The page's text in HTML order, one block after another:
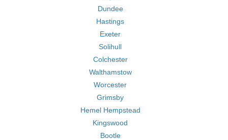
Dundee
Hastings
Exeter
Solihull
Colchester
Walthamstow
Worcester
Grimsby
Hemel Hempstead
Kingswood
Bootle